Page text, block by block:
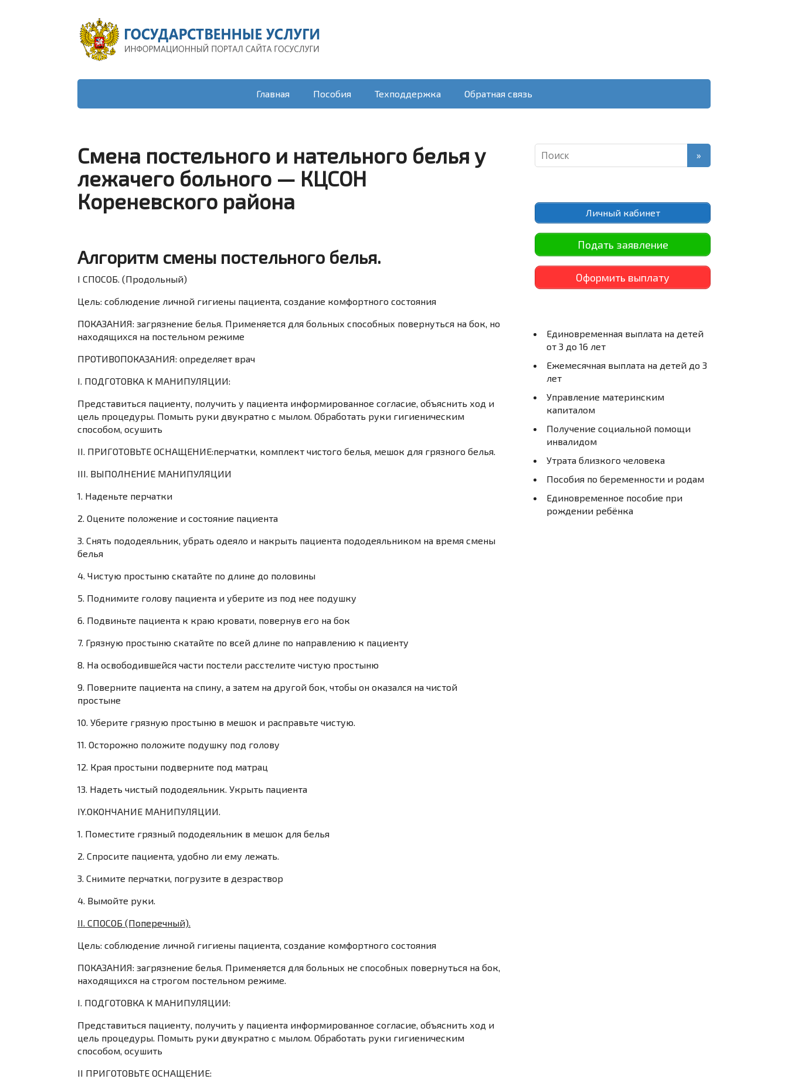
Главная Пособия Техподдержка Обратная связь
Смена постельного и нательного белья у
лежачего больного — КЦСОН
Кореневского района
Алгоритм смены постельного белья.
I СПОСОБ. (Продольный)
Цель: соблюдение личной гигиены пациента, создание комфортного состояния
ПОКАЗАНИЯ: загрязнение белья. Применяется для больных способных повер­нуться на бок, но
находящихся на постельном режиме
ПРОТИВОПОКАЗАНИЯ: определяет врач
I. ПОДГОТОВКА К МАНИПУЛЯЦИИ:
Представиться пациенту, получить у пациента информированное согласие, объяснить ход и
цель процедуры. Помыть руки двукратно с мылом. Обработать руки гигиеническим
способом, осушить
II. ПРИГОТОВЬТЕ ОСНАЩЕНИЕ:перчатки, комплект чистого белья, мешок для грязного белья.
III. ВЫПОЛНЕНИЕ МАНИПУЛЯЦИИ
1. Наденьте перчатки
2. Оцените положение и состояние пациента
3. Снять пододеяльник, убрать одеяло и накрыть пациента пододеяльником на время смены
белья
4. Чистую простыню скатайте по длине до половины
5. Поднимите голову пациента и уберите из под нее подушку
6. Подвиньте пациента к краю кровати, повернув его на бок
7. Грязную простыню скатайте по всей длине по направлению к пациенту
8. На освободившейся части постели расстелите чистую простыню
9. Поверните пациента на спину, а затем на другой бок, чтобы он оказался на чис­той
простыне
10. Уберите грязную простыню в мешок и расправьте чистую.
11. Осторожно положите подушку под голову
12. Края простыни подверните под матрац
13. Надеть чистый пододеяльник. Укрыть пациента
IY.ОКОНЧАНИЕ МАНИПУЛЯЦИИ.
1. Поместите грязный пододеяльник в мешок для белья
2. Спросите пациента, удобно ли ему лежать.
3. Снимите перчатки, погрузите в дезраствор
4. Вымойте руки.
II. СПОСОБ (Поперечный).
Цель: соблюдение личной гигиены пациента, создание комфортного состояния
ПОКАЗАНИЯ: загрязнение белья. Применяется для больных не способных повер­нуться на бок,
находящихся на строгом постельном режиме.
I. ПОДГОТОВКА К МАНИПУЛЯЦИИ:
Представиться пациенту, получить у пациента информированное согласие, объяснить ход и
цель процедуры. Помыть руки двукратно с мылом. Обработать руки гигиеническим
способом, осушить
II ПРИГОТОВЬТЕ ОСНАЩЕНИЕ:
Личный кабинет
Подать заявление
Оформить выплату
Единовременная выплата на детей
от 3 до 16 лет
Ежемесячная выплата на детей до 3
лет
Управление материнским
капиталом
Получение социальной помощи
инвалидом
Утрата близкого человека
Пособия по беременности и родам
Единовременное пособие при
рождении ребёнка